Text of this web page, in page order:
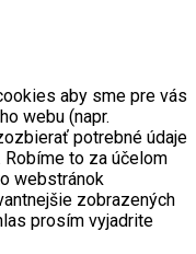
aby sme pre vás
webu (napr.
potrebné údaje
Robíme to za účelom
webstránok
zobrazených
prosím vyjadrite